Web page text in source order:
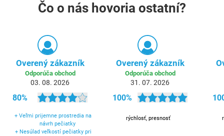
Čo o nás hovoria ostatní?
Overený zákazník
Odporúča obchod
03. 08. 2026
80%
+ Veľmi prijemne prostredia na
návrh pečiatky
+Nesúlad veľkostí pečiatky pri
Overený zákazník
Odporúča obchod
31. 07. 2026
100%
rýchlosť, presnosť